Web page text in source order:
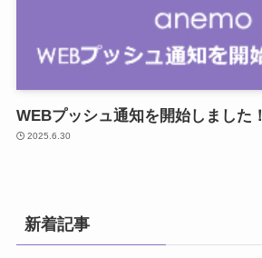
WEBプッシュ通知を開始しました！
2025.6.30
新着記事